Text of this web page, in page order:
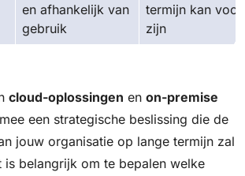
en afhankelijk van
gebruik
termijn kan
zijn
cloud-oplossingen en on-premise
een strategische beslissing die de
jouw organisatie op lange termijn zal
is belangrijk om te bepalen welke